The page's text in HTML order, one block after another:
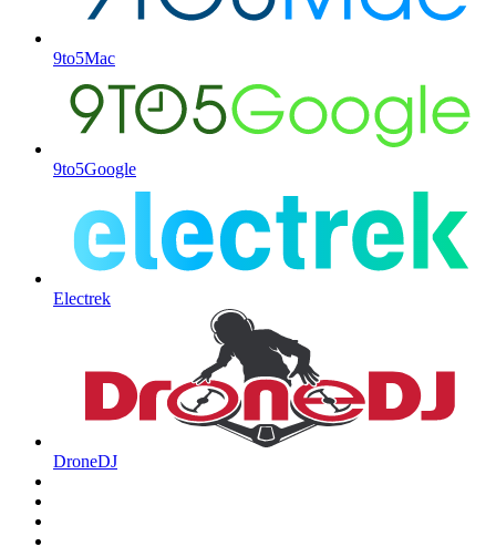
9to5Mac
9to5Google
Electrek
DroneDJ